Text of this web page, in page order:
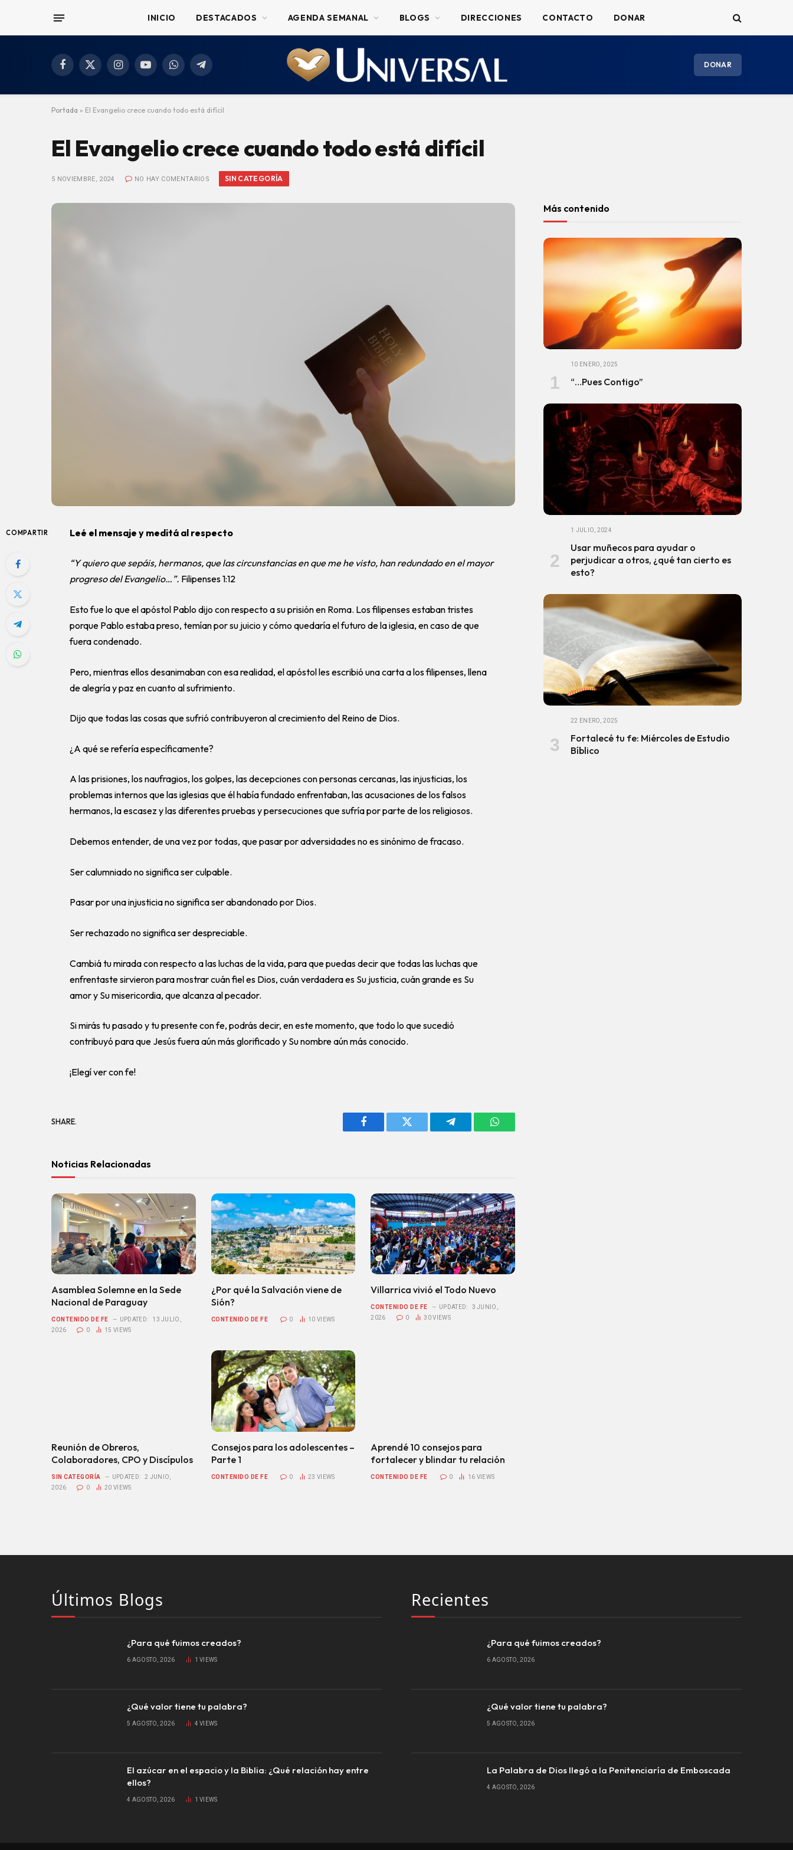
INICIO DESTACADOS AGENDA SEMANAL BLOGS DIRECCIONES CONTACTO DONAR
Facebook
X
InstagramYouTubeWhatsAppTelegram DONAR
Portada » El Evangelio crece cuando todo está difícil
El Evangelio crece cuando todo está difícil
5 NOVIEMBRE, 2024 NO HAY COMENTARIOS SIN CATEGORÍA
COMPARTIR Leé el mensaje y meditá al respecto
“Y quiero que sepáis, hermanos, que las circunstancias en que me he visto, han redundado en el mayor
progreso del Evangelio…”. Filipenses 1:12
Esto fue lo que el apóstol Pablo dijo con respecto a su prisión en Roma. Los filipenses estaban tristes
porque Pablo estaba preso, temían por su juicio y cómo quedaría el futuro de la iglesia, en caso de que
fuera condenado.
Pero, mientras ellos desanimaban con esa realidad, el apóstol les escribió una carta a los filipenses, llena
de alegría y paz en cuanto al sufrimiento.
Dijo que todas las cosas que sufrió contribuyeron al crecimiento del Reino de Dios.
¿A qué se refería específicamente?
A las prisiones, los naufragios, los golpes, las decepciones con personas cercanas, las injusticias, los
problemas internos que las iglesias que él había fundado enfrentaban, las acusaciones de los falsos
hermanos, la escasez y las diferentes pruebas y persecuciones que sufría por parte de los religiosos.
Debemos entender, de una vez por todas, que pasar por adversidades no es sinónimo de fracaso.
Ser calumniado no significa ser culpable.
Pasar por una injusticia no significa ser abandonado por Dios.
Ser rechazado no significa ser despreciable.
Cambiá tu mirada con respecto a las luchas de la vida, para que puedas decir que todas las luchas que
enfrentaste sirvieron para mostrar cuán fiel es Dios, cuán verdadera es Su justicia, cuán grande es Su
amor y Su misericordia, que alcanza al pecador.
Si mirás tu pasado y tu presente con fe, podrás decir, en este momento, que todo lo que sucedió
contribuyó para que Jesús fuera aún más glorificado y Su nombre aún más conocido.
¡Elegí ver con fe!
SHARE.
Facebook Twitter Telegram WhatsApp
Noticias Relacionadas
Asamblea Solemne en la Sede
Nacional de Paraguay
CONTENIDO DE FE UPDATED:
13 JULIO,
2026
0 15VIEWS
¿Por qué la Salvación viene de
Sión?
CONTENIDO DE FE 0 10 VIEWS
Villarrica vivió el Todo Nuevo
CONTENIDO DE FE UPDATED:
3 JUNIO,
2026
0 30VIEWS
Reunión de Obreros,
Colaboradores, CPO y Discípulos
SIN CATEGORÍA UPDATED:
2 JUNIO,
2026
0 20VIEWS
Consejos para los adolescentes –
Parte 1
CONTENIDO DE FE 0 23 VIEWS
Aprendé 10 consejos para
fortalecer y blindar tu relación
CONTENIDO DE FE 0 16 VIEWS
Más contenido
10 ENERO, 2025
“…Pues Contigo”
1 JULIO, 2024
Usar muñecos para ayudar o
perjudicar a otros, ¿qué tan cierto es
esto?
22 ENERO, 2025
Fortalecé tu fe: Miércoles de Estudio
Bíblico
Últimos Blogs
¿Para qué fuimos creados?
6 AGOSTO, 2026 1VIEWS
¿Qué valor tiene tu palabra?
5 AGOSTO, 2026 4VIEWS
El azúcar en el espacio y la Biblia: ¿Qué relación hay entre
ellos?
4 AGOSTO, 2026 1VIEWS
Recientes
¿Para qué fuimos creados?
6 AGOSTO, 2026
¿Qué valor tiene tu palabra?
5 AGOSTO, 2026
La Palabra de Dios llegó a la Penitenciaría de Emboscada
4 AGOSTO, 2026